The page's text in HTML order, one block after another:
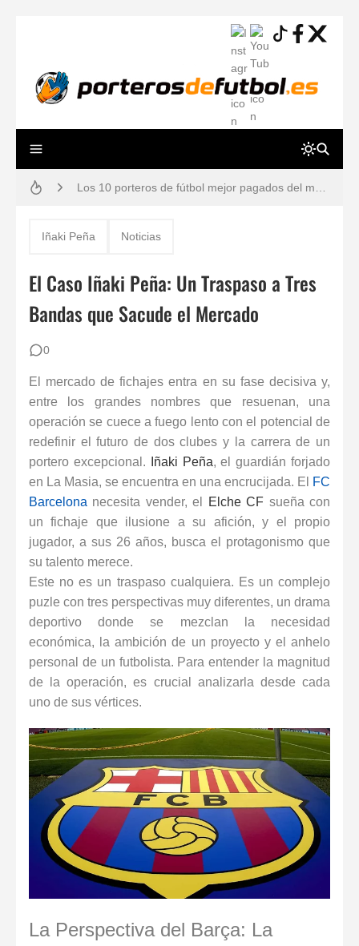
Resiliencia en Porteros: La Guía Definitiva para una Mente a Prueba de Errores
Reglas de Fútbol para Porteros (2026): Guía Definitiva y Novedades IFAB
Los 30 mejores porteros retirados de la historia del fútbol: De Yashin a Casillas
Los 12 Ejercicios Esenciales para Porteros en Casa Sin Material
Iñaki Peña Noticias
El Caso Iñaki Peña: Un Traspaso a Tres
Bandas que Sacude el Mercado
0
El mercado de fichajes entra en su fase decisiva y,
entre los grandes nombres que resuenan, una
operación se cuece a fuego lento con el potencial de
redefinir el futuro de dos clubes y la carrera de un
portero excepcional.
Iñaki Peña, el guardián forjado
en La Masia, se encuentra en una encrucijada. El
FC
Barcelona necesita vender, el Elche CF sueña con
un fichaje que ilusione a su afición, y el propio
jugador, a sus 26 años, busca el protagonismo que
su talento merece.
Este no es un traspaso cualquiera. Es un complejo
puzle con tres perspectivas muy diferentes, un drama
deportivo donde se mezclan la necesidad
económica, la ambición de un proyecto y el anhelo
personal de un futbolista. Para entender la magnitud
de la operación, es crucial analizarla desde cada
uno de sus vértices.
La Perspectiva del Barça: La